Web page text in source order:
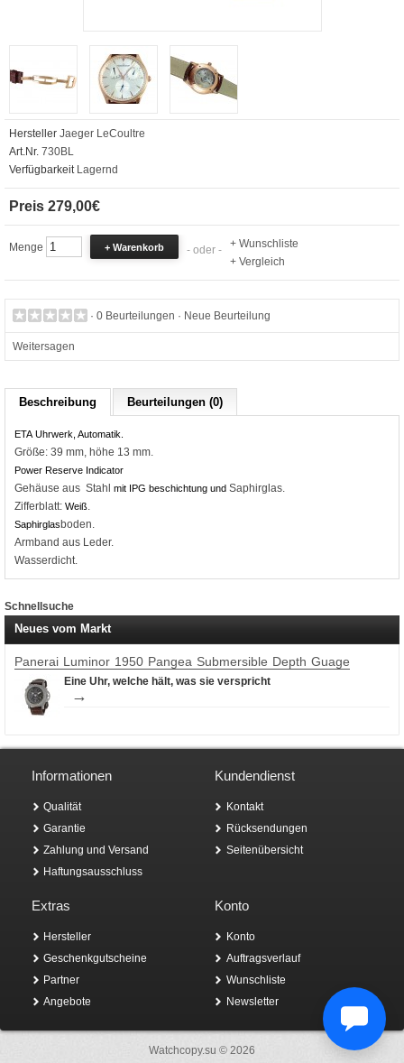
Hersteller Jaeger LeCoultre
Art.Nr. 730BL
VerfügbarkeitLagernd
Preis 279,00€
Menge - oder - + Wunschliste
+ Vergleich
· 0 Beurteilungen · Neue Beurteilung
Weitersagen
Beschreibung Beurteilungen (0)
ETA Uhrwerk , Automatik.
Größe: 39 mm, höhe 13 mm.
Power Reserve Indicator
Gehäuse aus Stahl mit IPG beschichtung und Saphirglas.
Zifferblatt: Weiß.
Saphirglasboden.
Armband aus Leder.
Wasserdicht.
Schnellsuche
Neues vom Markt
Panerai Luminor 1950 Pangea Submersible Depth Guage
Eine Uhr, welche hält, was sie verspricht
→
Informationen
Qualität
Garantie
Zahlung und Versand
Haftungsausschluss
Kundendienst
Kontakt
Rücksendungen
Seitenübersicht
Extras
Hersteller
Geschenkgutscheine
Partner
Angebote
Konto
Konto
Auftragsverlauf
Wunschliste
Newsletter
Watchcopy.su © 2026